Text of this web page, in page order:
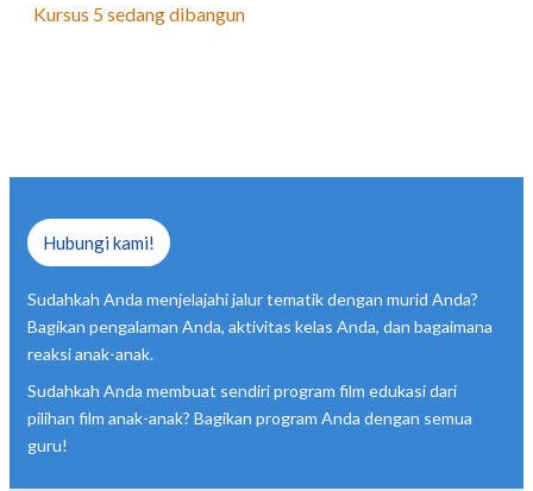
Kursus 5 sedang dibangun
Hubungi kami!
Sudahkah Anda menjelajahi jalur tematik dengan murid Anda?
Bagikan pengalaman Anda, aktivitas kelas Anda, dan bagaimana
reaksi anak-anak.
Sudahkah Anda membuat sendiri program film edukasi dari
pilihan film anak-anak? Bagikan program Anda dengan semua
guru!